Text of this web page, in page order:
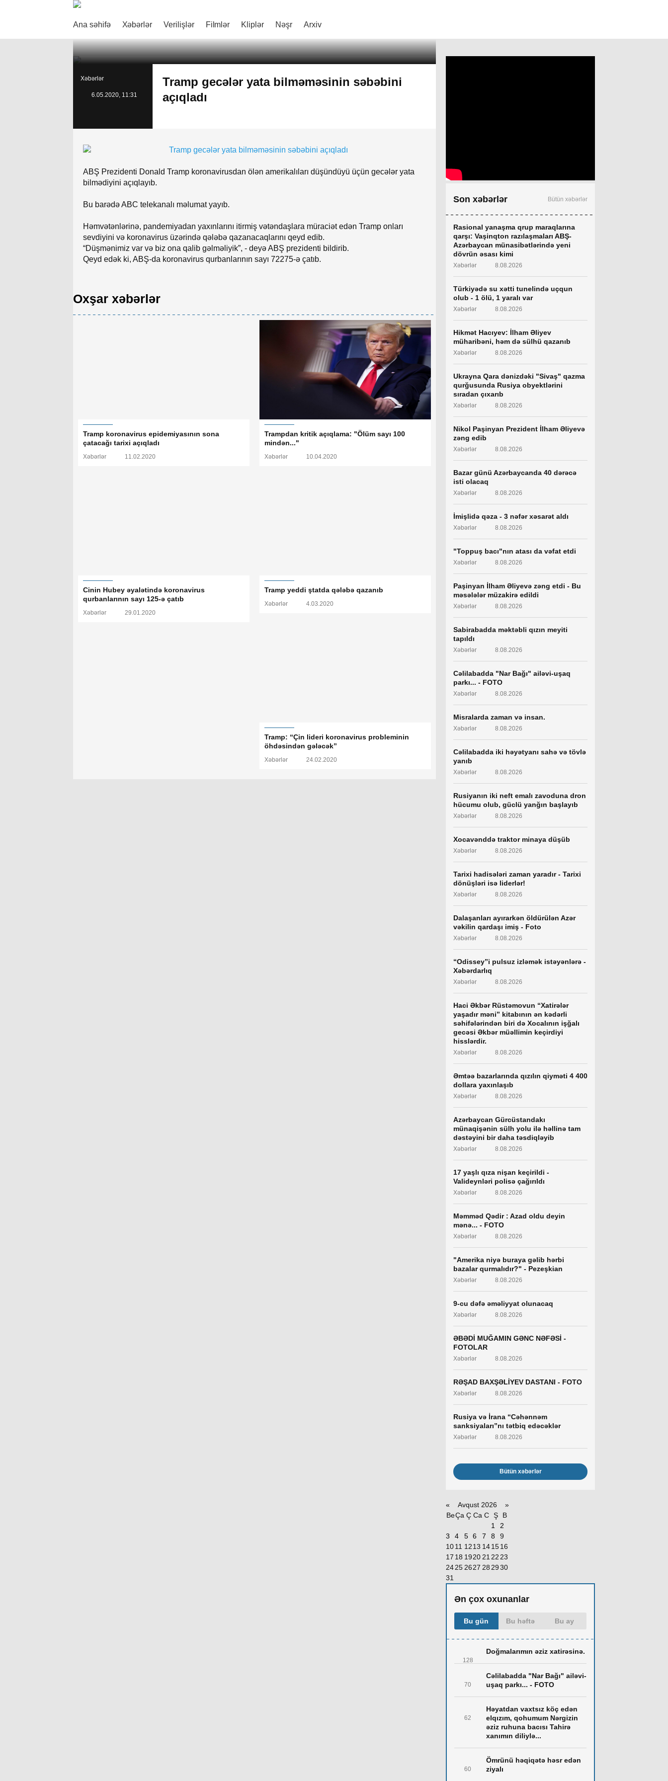
Ana səhifə Xəbərlər Verilişlər Filmlər Kliplər Nəşr Arxiv
Xəbərlər
6.05.2020, 11:31
Tramp gecələr yata bilməməsinin səbəbini
açıqladı
ABŞ Prezidenti Donald Tramp koronavirusdan ölən amerikalıları düşündüyü üçün gecələr yata
bilmədiyini açıqlayıb.
Bu barədə ABC telekanalı məlumat yayıb.
Həmvətənlərinə, pandemiyadan yaxınlarını itirmiş vətəndaşlara müraciət edən Tramp onları
sevdiyini və koronavirus üzərində qələbə qazanacaqlarını qeyd edib.
“Düşmənimiz var və biz ona qalib gəlməliyik”, - deyə ABŞ prezidenti bildirib.
Qeyd edək ki, ABŞ-da koronavirus qurbanlarının sayı 72275-ə çatıb.
Oxşar xəbərlər
Tramp koronavirus epidemiyasının sona
çatacağı tarixi açıqladı
Xəbərlər 11.02.2020
Trampdan kritik açıqlama: "Ölüm sayı 100
mindən..."
Xəbərlər 10.04.2020
Cinin Hubey əyalətində koronavirus
qurbanlarının sayı 125-ə çatıb
Xəbərlər 29.01.2020
Tramp yeddi ştatda qələbə qazanıb
Xəbərlər 4.03.2020
Tramp: “Çin lideri koronavirus probleminin
öhdəsindən gələcək”
Xəbərlər 24.02.2020
Son xəbərlər Bütün xəbərlər
Rasional yanaşma qrup maraqlarına
qarşı: Vaşinqton razılaşmaları ABŞ-
Azərbaycan münasibətlərində yeni
dövrün əsası kimi
Xəbərlər 8.08.2026
Türkiyədə su xətti tunelində uçqun
olub - 1 ölü, 1 yaralı var
Xəbərlər 8.08.2026
Hikmət Hacıyev: İlham Əliyev
müharibəni, həm də sülhü qazanıb
Xəbərlər 8.08.2026
Ukrayna Qara dənizdəki "Sivaş" qazma
qurğusunda Rusiya obyektlərini
sıradan çıxarıb
Xəbərlər 8.08.2026
Nikol Paşinyan Prezident İlham Əliyevə
zəng edib
Xəbərlər 8.08.2026
Bazar günü Azərbaycanda 40 dərəcə
isti olacaq
Xəbərlər 8.08.2026
İmişlidə qəza - 3 nəfər xəsarət aldı
Xəbərlər 8.08.2026
"Toppuş bacı"nın atası da vəfat etdi
Xəbərlər 8.08.2026
Paşinyan İlham Əliyevə zəng etdi - Bu
məsələlər müzakirə edildi
Xəbərlər 8.08.2026
Sabirabadda məktəbli qızın meyiti
tapıldı
Xəbərlər 8.08.2026
Cəlilabadda "Nar Bağı" ailəvi-uşaq
parkı... - FOTO
Xəbərlər 8.08.2026
Misralarda zaman və insan.
Xəbərlər 8.08.2026
Cəlilabadda iki həyətyanı sahə və tövlə
yanıb
Xəbərlər 8.08.2026
Rusiyanın iki neft emalı zavoduna dron
hücumu olub, güclü yanğın başlayıb
Xəbərlər 8.08.2026
Xocavənddə traktor minaya düşüb
Xəbərlər 8.08.2026
Tarixi hadisələri zaman yaradır - Tarixi
dönüşləri isə liderlər!
Xəbərlər 8.08.2026
Dalaşanları ayırarkən öldürülən Azər
vəkilin qardaşı imiş - Foto
Xəbərlər 8.08.2026
“Odissey”i pulsuz izləmək istəyənlərə -
Xəbərdarlıq
Xəbərlər 8.08.2026
Haci Əkbər Rüstəmovun “Xatirələr
yaşadır məni” kitabının ən kədərli
səhifələrindən biri də Xocalının işğalı
gecəsi Əkbər müəllimin keçirdiyi
hisslərdir.
Xəbərlər 8.08.2026
Əmtəə bazarlarında qızılın qiyməti 4 400
dollara yaxınlaşıb
Xəbərlər 8.08.2026
Azərbaycan Gürcüstandakı
münaqişənin sülh yolu ilə həllinə tam
dəstəyini bir daha təsdiqləyib
Xəbərlər 8.08.2026
17 yaşlı qıza nişan keçirildi -
Valideynləri polisə çağırıldı
Xəbərlər 8.08.2026
Məmməd Qədir : Azad oldu deyin
mənə... - FOTO
Xəbərlər 8.08.2026
"Amerika niyə buraya gəlib hərbi
bazalar qurmalıdır?" - Pezeşkian
Xəbərlər 8.08.2026
9-cu dəfə əməliyyat olunacaq
Xəbərlər 8.08.2026
ƏBƏDİ MUĞAMIN GƏNC NƏFƏSİ -
FOTOLAR
Xəbərlər 8.08.2026
RƏŞAD BAXŞƏLİYEV DASTANI - FOTO
Xəbərlər 8.08.2026
Rusiya və İrana “Cəhənnəm
sanksiyaları”nı tətbiq edəcəklər
Xəbərlər 8.08.2026
Bütün xəbərlər
« Avqust 2026 »
BeÇa Ç Ca C Ş
B
1
2
3
4 5 6 7 8
9
1011 1213 141516
17 18 1920 21 22 23
2425 2627 28 2930
31
Ən çox oxunanlar
Bu gün Bu həftə Bu ay
128
Doğmalarımın əziz xatirəsinə.
70
Cəlilabadda "Nar Bağı" ailəvi-
uşaq parkı... - FOTO
62
Həyatdan vaxtsız köç edən
elqızım, qohumum Nərgizin
əziz ruhuna bacısı Tahirə
xanımın diliylə...
60
Ömrünü həqiqətə həsr edən
ziyalı